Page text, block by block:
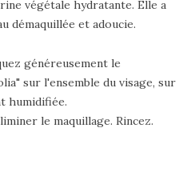
végétale hydratante. Elle a
démaquillée et adoucie.
généreusement le
sur l'ensemble du visage, sur
humidifiée.
le maquillage. Rincez.